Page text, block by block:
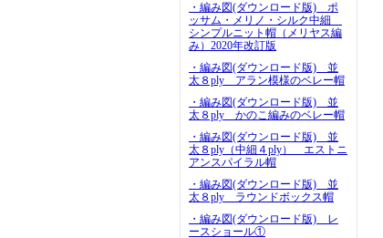
・編み図(ダウンロード版) ポ
ッサム・メリノ・シルク中細
シンプルニット帽（メリヤス編
み）2020年改訂版
・編み図(ダウンロード版) 並
太８ply アラン模様のベレー帽
・編み図(ダウンロード版) 並
太８ply かのこ編みのベレー帽
・編み図(ダウンロード版) 並
太８ply（中細４ply） エストニ
アンスパイラル帽
・編み図(ダウンロード版) 並
太８ply ラウンドボックス帽
・編み図(ダウンロード版) レ
ースショール①